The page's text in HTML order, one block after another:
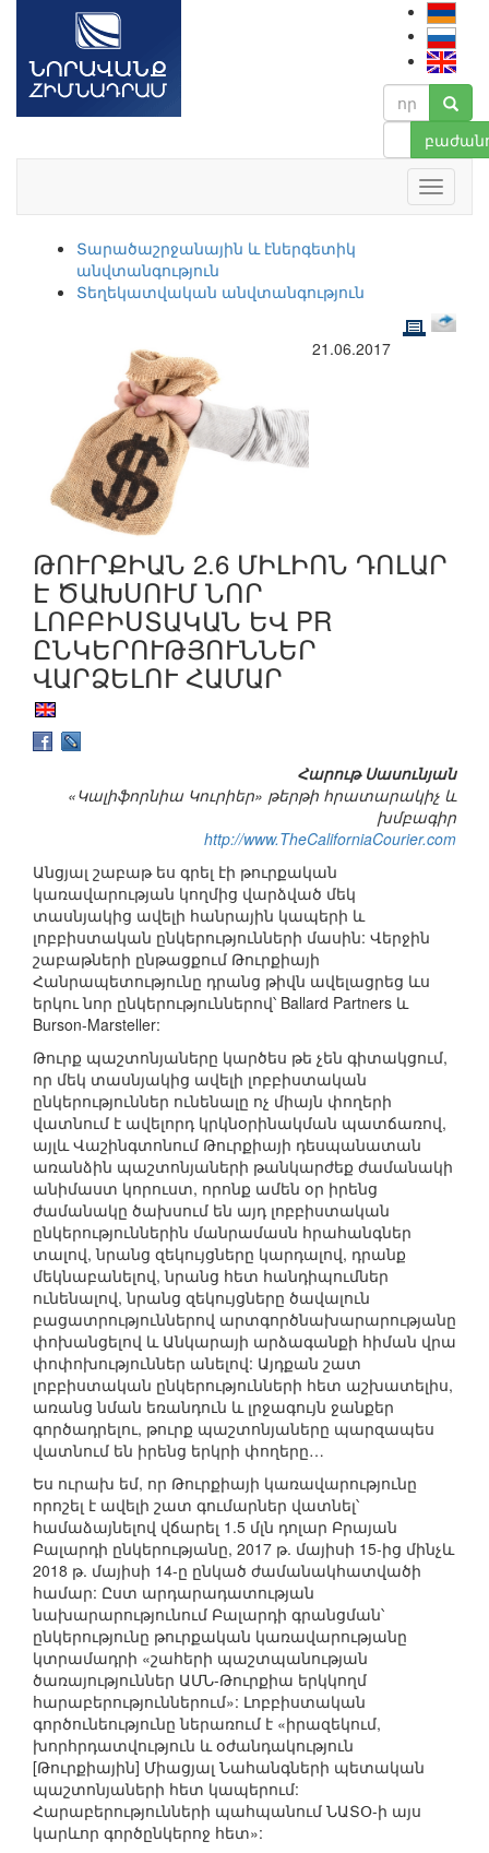
Տարածաշրջանային և էներգետիկ
անվտանգություն
Տեղեկատվական անվտանգություն
21.06.2017
ԹՈՒՐՔԻԱՆ 2.6 ՄԻԼԻՈՆ ԴՈԼԱՐ
Է ԾԱԽՍՈՒՄ ՆՈՐ
ԼՈԲԲԻՍՏԱԿԱՆ ԵՎ PR
ԸՆԿԵՐՈՒԹՅՈՒՆՆԵՐ
ՎԱՐՁԵԼՈՒ ՀԱՄԱՐ
Հարութ Սասունյան
«Կալիֆորնիա Կուրիեր» թերթի հրատարակիչ և
խմբագիր
http://www.TheCaliforniaCourier.com
Անցյալ շաբաթ ես գրել էի թուրքական
կառավարության կողմից վարձված մեկ
տասնյակից ավելի հանրային կապերի և
լոբբիստական ընկերությունների մասին: Վերջին
շաբաթների ընթացքում Թուրքիայի
Հանրապետությունը դրանց թիվն ավելացրեց ևս
երկու նոր ընկերություններով՝ Ballard Partners և
Burson-Marsteller:
Թուրք պաշտոնյաները կարծես թե չեն գիտակցում,
որ մեկ տասնյակից ավելի լոբբիստական
ընկերություններ ունենալը ոչ միայն փողերի
վատնում է ավելորդ կրկնօրինակման պատճառով,
այլև Վաշինգտոնում Թուրքիայի դեսպանատան
առանձին պաշտոնյաների թանկարժեք ժամանակի
անիմաստ կորուստ, որոնք ամեն օր իրենց
ժամանակը ծախսում են այդ լոբբիստական
ընկերություններին մանրամասն հրահանգներ
տալով, նրանց զեկույցները կարդալով, դրանք
մեկնաբանելով, նրանց հետ հանդիպումներ
ունենալով, նրանց զեկույցները ծավալուն
բացատրություններով արտգործնախարարությանը
փոխանցելով և Անկարայի արձագանքի հիման վրա
փոփոխություններ անելով: Այդքան շատ
լոբբիստական ընկերությունների հետ աշխատելիս,
առանց նման եռանդուն և լրջագույն ջանքեր
գործադրելու, թուրք պաշտոնյաները պարզապես
վատնում են իրենց երկրի փողերը…
Ես ուրախ եմ, որ Թուրքիայի կառավարությունը
որոշել է ավելի շատ գումարներ վատնել՝
համաձայնելով վճարել 1.5 մլն դոլար Բրայան
Բալարդի ընկերությանը, 2017 թ. մայիսի 15-ից մինչև
2018 թ. մայիսի 14-ը ընկած ժամանակհատվածի
համար: Ըստ արդարադատության
նախարարությունում Բալարդի գրանցման՝
ընկերությունը թուրքական կառավարությանը
կտրամադրի «շահերի պաշտպանության
ծառայություններ ԱՄՆ-Թուրքիա երկկողմ
հարաբերություններում»: Լոբբիստական
գործունեությունը ներառում է «իրազեկում,
խորհրդատվություն և օժանդակություն
[Թուրքիային] Միացյալ Նահանգների պետական
պաշտոնյաների հետ կապերում:
Հարաբերությունների պահպանում ՆԱՏՕ-ի այս
կարևոր գործընկերոջ հետ»: